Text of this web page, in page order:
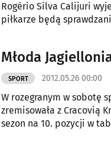
Rogério Silva Calijuri
piłkarze będą
Młoda
SPORT 2012.05.26 00:00
W rozegranym w sobotę
zremisowała z Cracovią
sezon na 10. pozycji w